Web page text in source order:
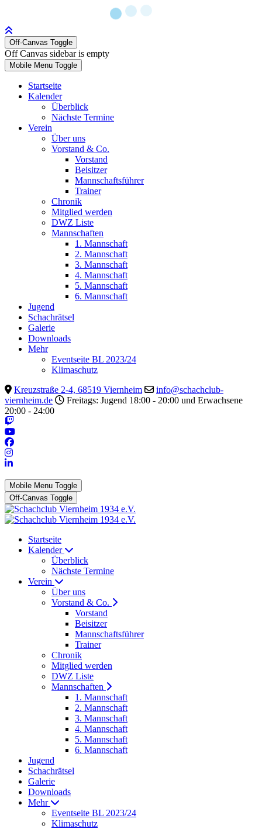
Off-Canvas Toggle
Off Canvas sidebar is empty
Mobile Menu Toggle
Startseite
Kalender
Überblick
Nächste Termine
Verein
Über uns
Vorstand & Co.
Vorstand
Beisitzer
Mannschaftsführer
Trainer
Chronik
Mitglied werden
DWZ Liste
Mannschaften
1. Mannschaft
2. Mannschaft
3. Mannschaft
4. Mannschaft
5. Mannschaft
6. Mannschaft
Jugend
Schachrätsel
Galerie
Downloads
Mehr
Eventseite BL 2023/24
Klimaschutz
Kreuzstraße 2-4, 68519 Viernheim
info@schachclub-
viernheim.de
Freitags: Jugend 18:00 - 20:00 und Erwachsene
20:00 - 24:00
Mobile Menu Toggle
Off-Canvas Toggle
Startseite
Kalender
Überblick
Nächste Termine
Verein
Über uns
Vorstand & Co.
Vorstand
Beisitzer
Mannschaftsführer
Trainer
Chronik
Mitglied werden
DWZ Liste
Mannschaften
1. Mannschaft
2. Mannschaft
3. Mannschaft
4. Mannschaft
5. Mannschaft
6. Mannschaft
Jugend
Schachrätsel
Galerie
Downloads
Mehr
Eventseite BL 2023/24
Klimaschutz